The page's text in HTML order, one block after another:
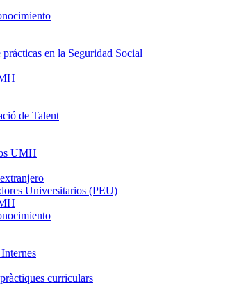
en la Seguridad Social
de Talent
UMH
Universitarios (PEU)
curriculars